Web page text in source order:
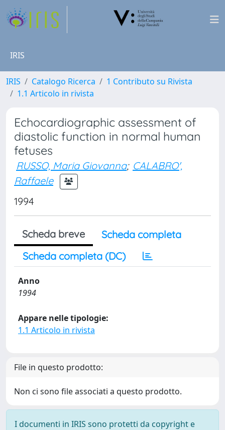
IRIS
IRIS Catalogo Ricerca
1 Contributo su Rivista
1.1 Articolo in rivista
Echocardiographic assessment of
diastolic function in normal human
fetuses
RUSSO, Maria Giovanna; CALABRO',
Raffaele
1994
Scheda breve
Scheda completa
Scheda completa (DC)
Anno
1994
Appare nelle tipologie:
1.1 Articolo in rivista
File in questo prodotto:
Non ci sono file associati a questo prodotto.
I documenti in IRIS sono protetti da copyright e